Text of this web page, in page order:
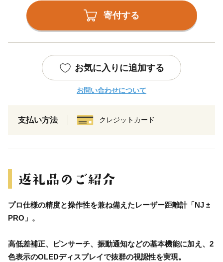
寄付する
お気に入りに追加する
お問い合わせについて
支払い方法 クレジットカード
プロ仕様の精度と操作性を兼ね備えたレーザー距離計「NJ ±
PRO」。
高低差補正、ピンサーチ、振動通知などの基本機能に加え、2
色表示のOLEDディスプレイで抜群の視認性を実現。